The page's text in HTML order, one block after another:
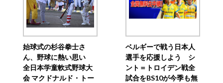
始球式の杉谷拳士さ
ん、野球に熱い思い
全日本学童軟式野球大
会 マクドナルド・トー
ベルギーで戦う日本人
選手を応援しよう シ
ント＝トロイデン戦全
試合をBS10が今季も無